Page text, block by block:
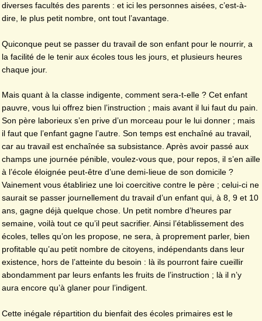
diverses facultés des parents : et ici les personnes aisées, c’est-à-
dire, le plus petit nombre, ont tout l’avantage.
Quiconque peut se passer du travail de son enfant pour le nourrir, a
la facilité de le tenir aux écoles tous les jours, et plusieurs heures
chaque jour.
Mais quant à la classe indigente, comment sera-t-elle ? Cet enfant
pauvre, vous lui offrez bien l’instruction ; mais avant il lui faut du pain.
Son père laborieux s’en prive d’un morceau pour le lui donner ; mais
il faut que l’enfant gagne l’autre. Son temps est enchaîné au travail,
car au travail est enchaînée sa subsistance. Après avoir passé aux
champs une journée pénible, voulez-vous que, pour repos, il s’en aille
à l’école éloignée peut-être d’une demi-lieue de son domicile ?
Vainement vous établiriez une loi coercitive contre le père ; celui-ci ne
saurait se passer journellement du travail d’un enfant qui, à 8, 9 et 10
ans, gagne déjà quelque chose. Un petit nombre d’heures par
semaine, voilà tout ce qu’il peut sacrifier. Ainsi l’établissement des
écoles, telles qu’on les propose, ne sera, à proprement parler, bien
profitable qu’au petit nombre de citoyens, indépendants dans leur
existence, hors de l’atteinte du besoin : là ils pourront faire cueillir
abondamment par leurs enfants les fruits de l’instruction ; là il n’y
aura encore qu’à glaner pour l’indigent.
Cette inégale répartition du bienfait des écoles primaires est le